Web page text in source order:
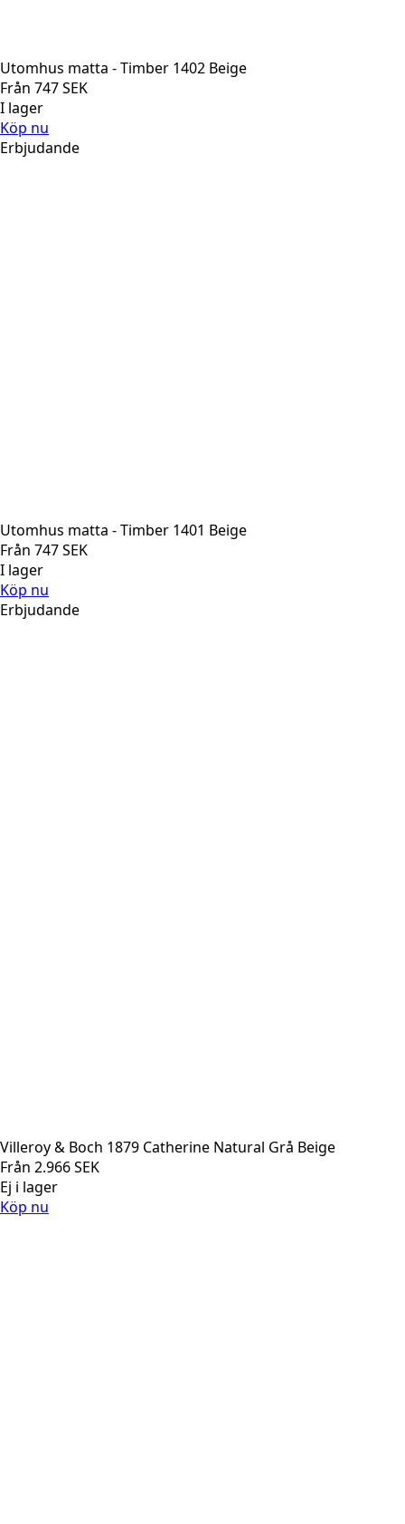
Utomhus matta - Timber 1402 Beige
Från 747SEK
I lager
Köp nu
Erbjudande
Utomhus matta - Timber 1401 Beige
Från 747SEK
I lager
Köp nu
Erbjudande
Villeroy & Boch 1879 Catherine Natural Grå Beige
Från 2.966SEK
Ej i lager
Köp nu